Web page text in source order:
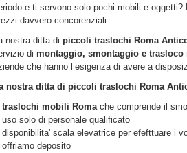
e ti servono solo pochi mobili e
davvero concorenziali
nostra ditta di piccoli traslochi Roma
di montaggio, smontaggio e
che hanno l’esigenza di avere a
nostra ditta di piccoli traslochi Roma
traslochi mobili Romache comprende il
uso solo di personale qualificato
disponibilita' scala elevatrice per efefttuare i
offriamo deposito